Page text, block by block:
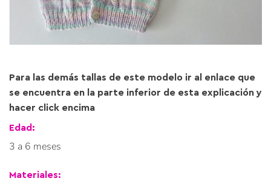
Para las demás tallas de este modelo ir al enlace que
se encuentra en la parte inferior de esta explicación y
hacer click encima
Edad:
3 a 6 meses
Materiales: